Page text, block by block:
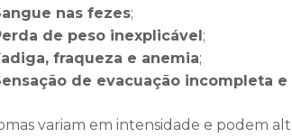
nas fezes;
de peso inexplicável;
fraqueza e anemia;
de evacuação incompleta
variam em intensidade e podem